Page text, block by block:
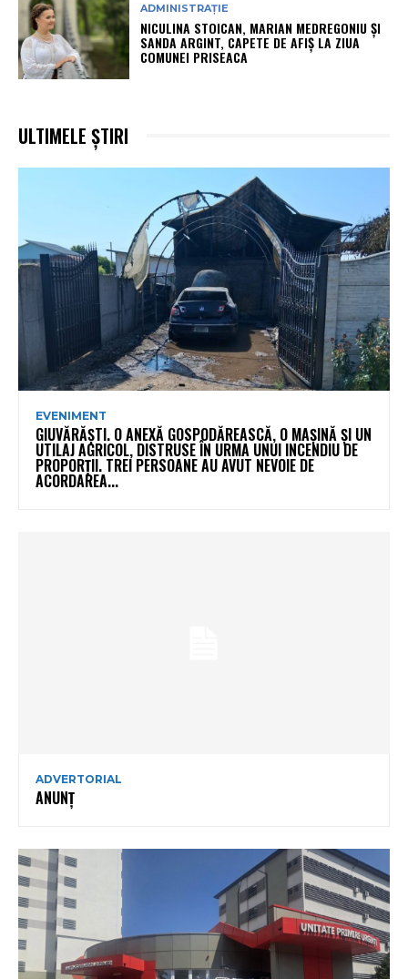
ADMINISTRAȚIE
NICULINA STOICAN, MARIAN MEDREGONIU ȘI
SANDA ARGINT, CAPETE DE AFIȘ LA ZIUA
COMUNEI PRISEACA
ULTIMELE ȘTIRI
EVENIMENT
GIUVĂRĂȘTI. O ANEXĂ GOSPODĂREASCĂ, O MAȘINĂ ȘI UN
UTILAJ AGRICOL, DISTRUSE ÎN URMA UNUI INCENDIU DE
PROPORȚII. TREI PERSOANE AU AVUT NEVOIE DE
ACORDAREA...
ADVERTORIAL
ANUNȚ